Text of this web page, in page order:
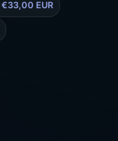
€33,00 EUR